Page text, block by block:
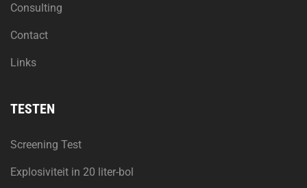
Consulting
Contact
Links
TESTEN
Screening Test
Explosiviteit in 20 liter-bol